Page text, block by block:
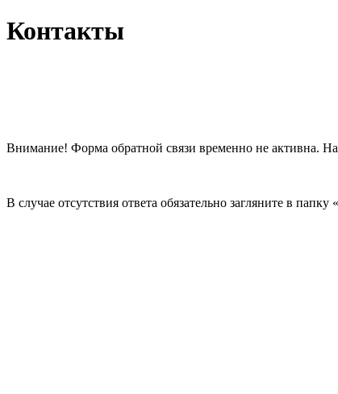
Контакты
Внимание! Форма обратной связи временно не активна.
В случае отсутствия ответа обязательно загляните в